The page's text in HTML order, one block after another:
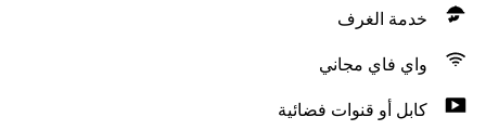
خدمة الغرف
واي فاي مجاني
كابل أو قنوات فضائية